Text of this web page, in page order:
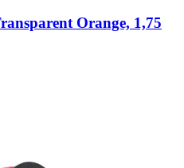
Orange, 1,75